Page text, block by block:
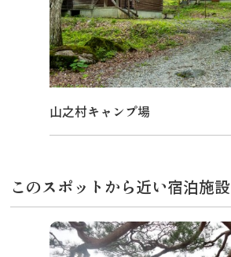
山之村キャンプ場
このスポットから近い宿泊施設